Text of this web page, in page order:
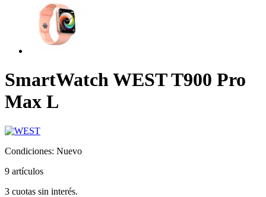
SmartWatch WEST T900 Pro
Max L
Condiciones: Nuevo
9 artículos
3 cuotas sin interés.